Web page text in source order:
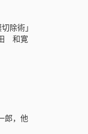
除術」
和寛
郎，他